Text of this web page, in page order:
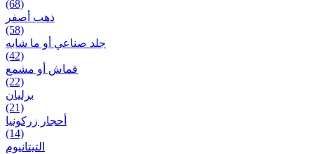
(68)
ذهب أصفر
(58)
جلد صناعي أو ما شابه
(42)
قماش أو مشمع
(22)
برلیان
(21)
أحجار زركونيا
(14)
التيتانيوم